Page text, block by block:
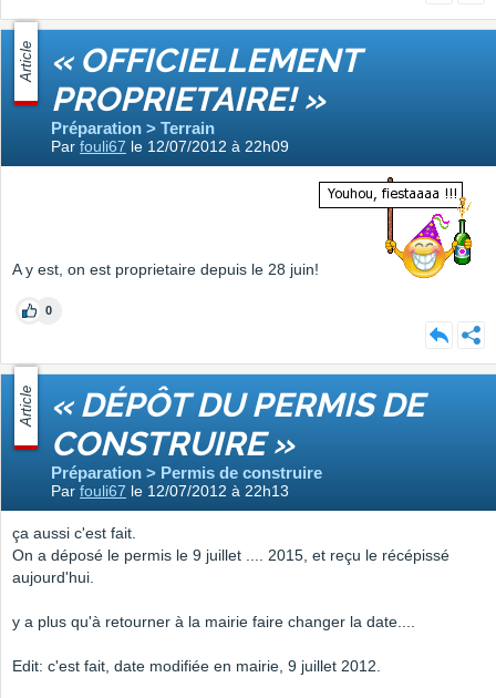
Article « OFFICIELLEMENT
PROPRIETAIRE! »
Préparation > Terrain
Par fouli67 le 12/07/2012 à 22h09
A y est, on est proprietaire depuis le 28 juin!
0
Article « DÉPÔT DU PERMIS DE
CONSTRUIRE »
Préparation > Permis de construire
Par fouli67 le 12/07/2012 à 22h13
ça aussi c'est fait.
On a déposé le permis le 9 juillet .... 2015, et reçu le récépissé
aujourd'hui.
y a plus qu'à retourner à la mairie faire changer la date....
Edit: c'est fait, date modifiée en mairie, 9 juillet 2012.